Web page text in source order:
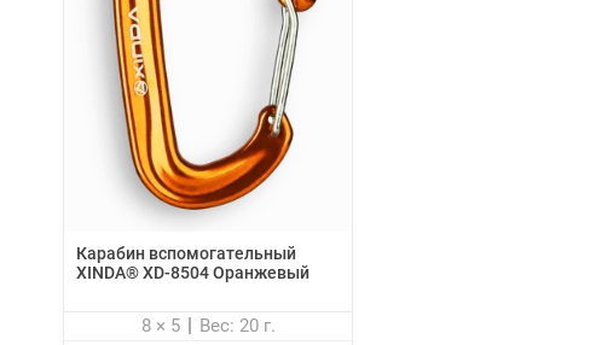
Карабин вспомогательный
XINDA® XD-8504 Оранжевый
8 × 5 Вес: 20 г.